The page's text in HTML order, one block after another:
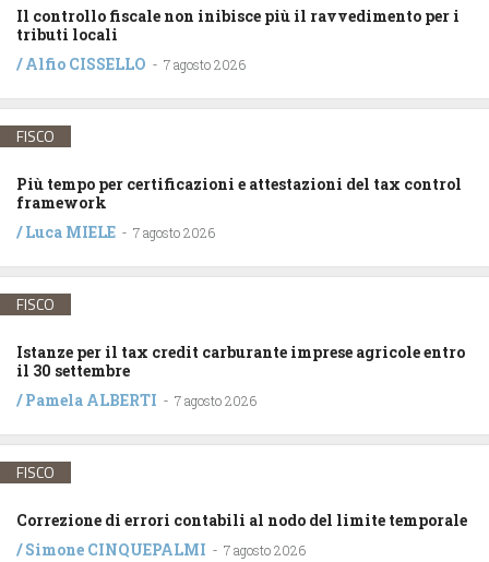
Il controllo fiscale non inibisce più il ravvedimento per i
tributi locali
/Alfio CISSELLO - 7 agosto 2026
FISCO
Più tempo per certificazioni e attestazioni del tax control
framework
/Luca MIELE - 7 agosto 2026
FISCO
Istanze per il tax credit carburante imprese agricole entro
il 30 settembre
/Pamela ALBERTI - 7 agosto 2026
FISCO
Correzione di errori contabili al nodo del limite temporale
/Simone CINQUEPALMI - 7 agosto 2026